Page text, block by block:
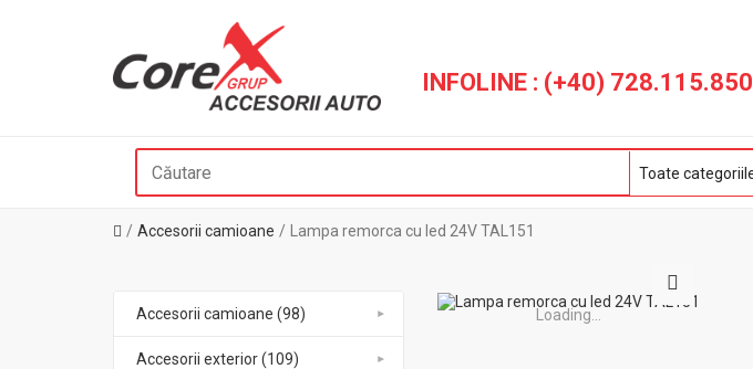
INFOLINE : (+40) 728.115.850
Accesorii camioane Lampa remorca cu led 24V TAL151
Accesorii camioane (98)
Accesorii exterior (109)
Loading...